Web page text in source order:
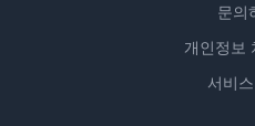
문의
개인정보
서비